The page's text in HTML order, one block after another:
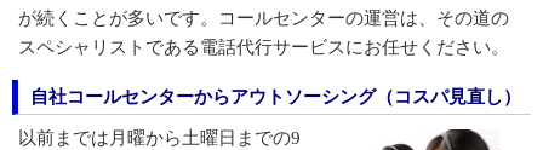
が続くことが多いです。コールセンターの運営は、その道の
スペシャリストである電話代行サービスにお任せください。
自社コールセンターからアウトソーシング（コスパ見直し）
以前までは月曜から土曜日までの9